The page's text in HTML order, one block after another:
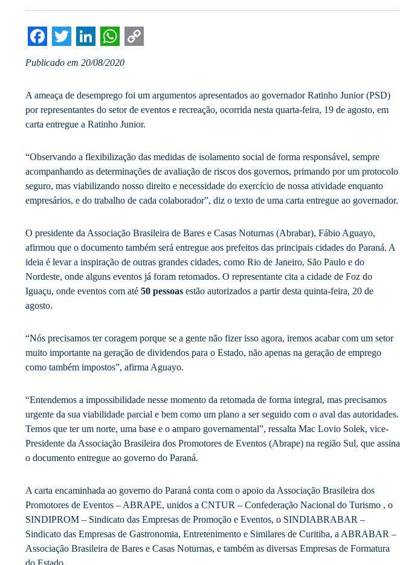
Facebook
Twitter
LinkedIn
WhatsApp
Publicado em 20/08/2020
A ameaça de desemprego foi um argumentos apresentados ao governador Ratinho Junior (PSD)
por representantes do setor de eventos e recreação, ocorrida nesta quarta-feira, 19 de agosto, em
carta entregue a Ratinho Junior.
“Observando a flexibilização das medidas de isolamento social de forma responsável, sempre
acompanhando as determinações de avaliação de riscos dos governos, primando por um protocolo
seguro, mas viabilizando nosso direito e necessidade do exercício de nossa atividade enquanto
empresários, e do trabalho de cada colaborador”, diz o texto de uma carta entregue ao governador.
O presidente da Associação Brasileira de Bares e Casas Noturnas (Abrabar), Fábio Aguayo,
afirmou que o documento também será entregue aos prefeitos das principais cidades do Paraná. A
ideia é levar a inspiração de outras grandes cidades, como Rio de Janeiro, São Paulo e do
Nordeste, onde alguns eventos já foram retomados. O representante cita a cidade de Foz do
Iguaçu, onde eventos com até 50 pessoas estão autorizados a partir desta quinta-feira, 20 de
agosto.
“Nós precisamos ter coragem porque se a gente não fizer isso agora, iremos acabar com um setor
muito importante na geração de dividendos para o Estado, não apenas na geração de emprego
como também impostos”, afirma Aguayo.
“Entendemos a impossibilidade nesse momento da retomada de forma integral, mas precisamos
urgente da sua viabilidade parcial e bem como um plano a ser seguido com o aval das autoridades.
Temos que ter um norte, uma base e o amparo governamental”, ressalta Mac Lovio Solek, vice-
Presidente da Associação Brasileira dos Promotores de Eventos (Abrape) na região Sul, que assina
o documento entregue ao governo do Paraná.
A carta encaminhada ao governo do Paraná conta com o apoio da Associação Brasileira dos
Promotores de Eventos – ABRAPE, unidos a CNTUR – Confederação Nacional do Turismo , o
SINDIPROM – Sindicato das Empresas de Promoção e Eventos, o SINDIABRABAR –
Sindicato das Empresas de Gastronomia, Entretenimento e Similares de Curitiba, a ABRABAR –
Associação Brasileira de Bares e Casas Noturnas, e também as diversas Empresas de Formatura